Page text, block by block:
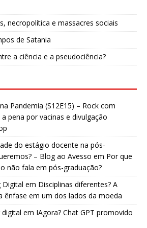
necropolítica e massacres sociais
de Satania
a ciência e a pseudociência?
Pandemia (S12E15) – Rock com
pena por vacinas e divulgação
do estágio docente na pós-
– Blog ao Avesso em Por que
não fala em pós-graduação?
Digital em Disciplinas diferentes? A
ênfase em um dos lados da moeda
em IAgora? Chat GPT promovido